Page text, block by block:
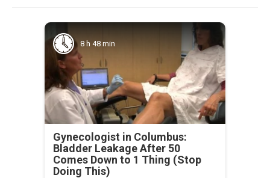
8 h 48 min
Gynecologist in Columbus:
Bladder Leakage After 50
Comes Down to 1 Thing (Stop
Doing This)